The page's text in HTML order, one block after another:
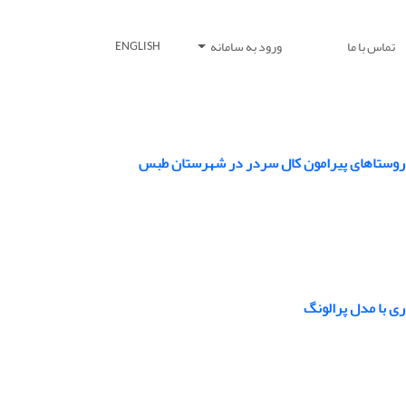
تماس با ما ورود به سامانه ENGLISH
روستاهای پیرامون کال سردر در شهرستان طبس
با مدل پرالونگ